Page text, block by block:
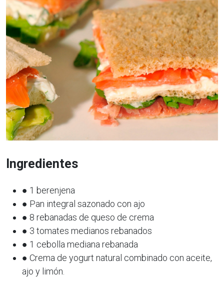
Ingredientes
● 1 berenjena
● Pan integral sazonado con ajo
● 8 rebanadas de queso de crema
● 3 tomates medianos rebanados
● 1 cebolla mediana rebanada
● Crema de yogurt natural combinado con aceite,
ajo y limón.